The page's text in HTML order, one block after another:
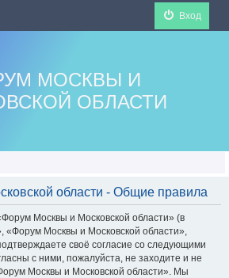
Вход
МОСКВЫ И
ОБЛАСТИ
области - Общие правила
Москвы и Московской области» (в
Москвы и Московской области»,
своё согласие со следующими
с ними, пожалуйста, не заходите и не
Москвы и Московской области». Мы